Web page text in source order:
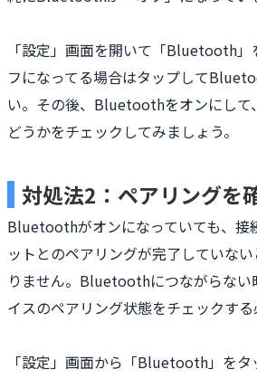
「設定」画面を開いて「Bluetooth
フになってる場合はタップして
い。その後、Bluetoothをオンにして
どうかをチェックしてみましょう。
対処法2：ペアリングを
Bluetoothがオンになっていても、接
ットとのペアリングが完了していな
りません。Bluetoothにつながらない
イスのペアリング状態をチェックする
「設定」画面から「Bluetooth」を